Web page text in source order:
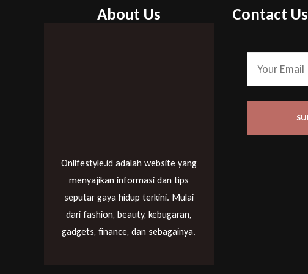
About Us
Onlifestyle.id adalah website yang
menyajikan informasi dan tips
seputar gaya hidup terkini. Mulai
dari fashion, beauty, kebugaran,
gadgets, finance, dan sebagainya.
Contact Us